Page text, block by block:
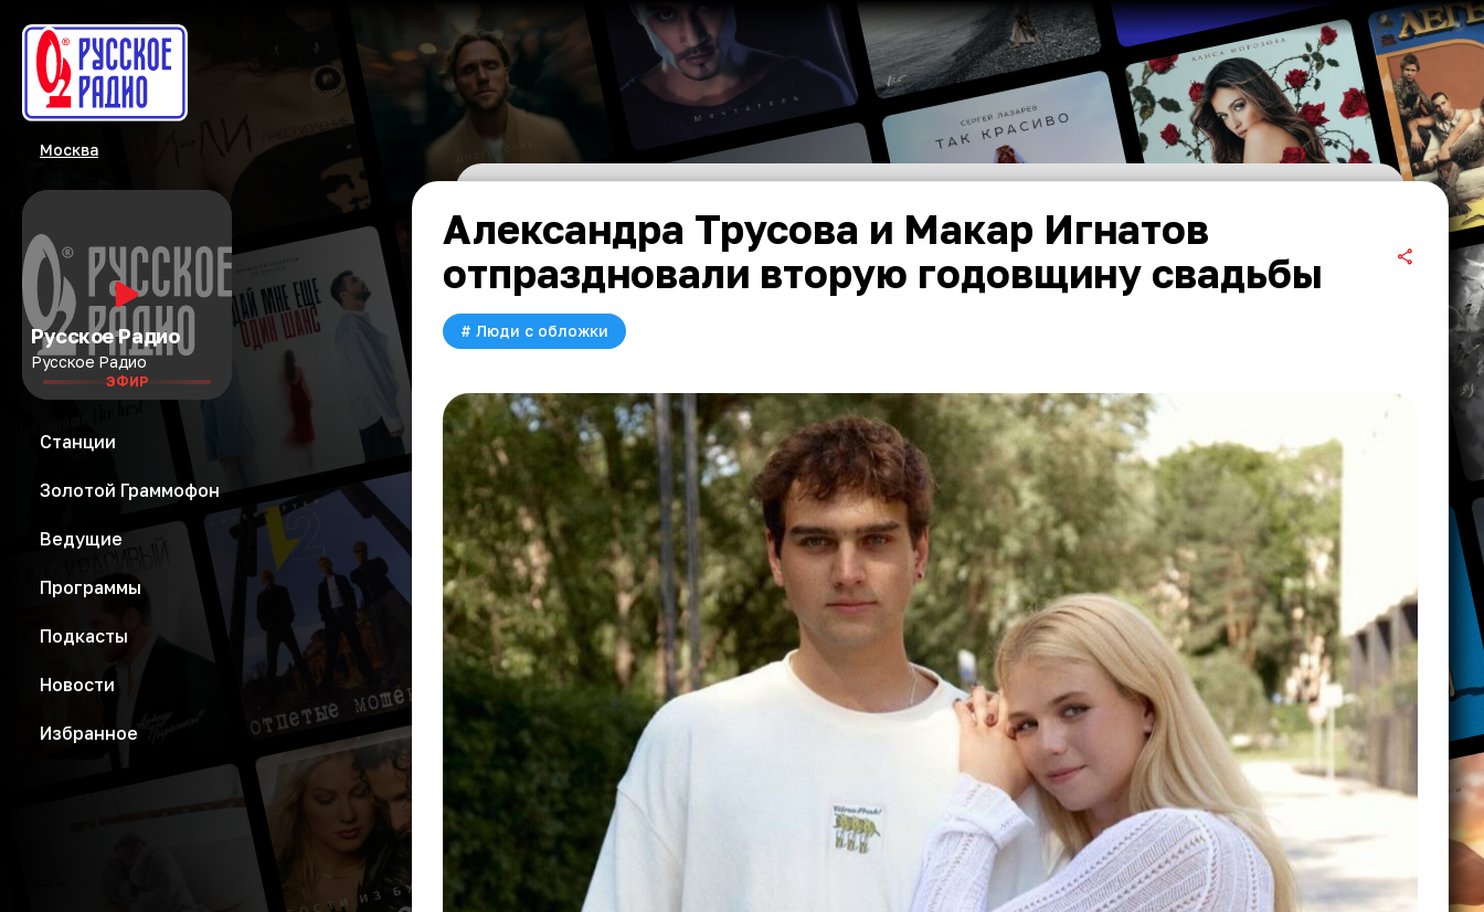
Москва
Русское Радио
Русское Радио
ЭФИР
Станции
Золотой Граммофон
Ведущие
Программы
Подкасты
Новости
Избранное
Александра Трусова и Макар Игнатов
отпраздновали вторую годовщину свадьбы
# Люди с обложки